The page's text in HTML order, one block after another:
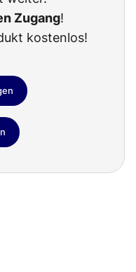
Zugang!
kostenlos!